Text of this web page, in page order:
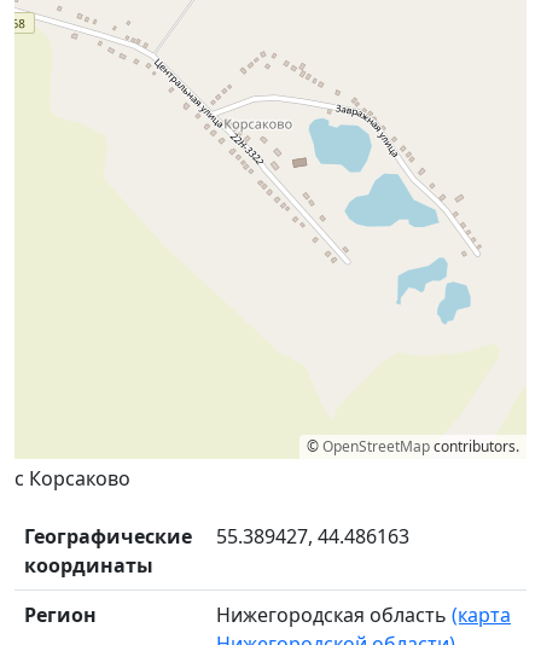
©OpenStreetMapcontributors.
с Корсаково
Географические
координаты
55.389427, 44.486163
Регион Нижегородская область (карта